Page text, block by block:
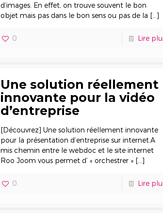
d’images. En effet, on trouve souvent le bon
objet mais pas dans le bon sens ou pas de la […]
0 Lire
Une solution réellement
innovante pour la vidéo
d’entreprise
[Découvrez] Une solution réellement innovante
pour la présentation d’entreprise sur internet.A
mis chemin entre le webdoc et le site internet
Roo Joom vous permet d’ « orchestrer » […]
0 Lire